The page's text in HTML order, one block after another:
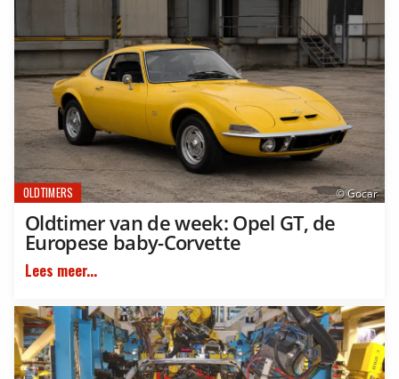
© Gocar
OLDTIMERS
Oldtimer van de week: Opel GT, de
Europese baby-Corvette
Lees meer...